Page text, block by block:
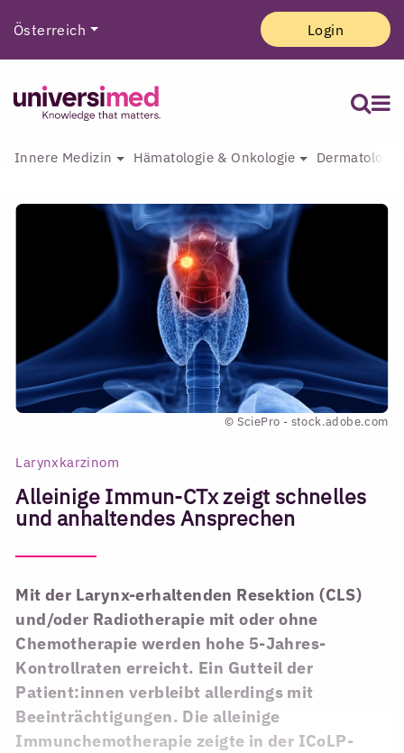
Österreich Login
Innere Medizin Hämatologie & Onkologie
© SciePro - stock.adobe.com
Larynxkarzinom
Alleinige Immun-CTx zeigt schnelles
und anhaltendes Ansprechen
Mit der Larynx-erhaltenden Resektion (CLS)
und/oder Radiotherapie mit oder ohne
Chemotherapie werden hohe 5-Jahres-
Kontrollraten erreicht. Ein Gutteil der
Patient:innen verbleibt allerdings mit
Beeinträchtigungen. Die alleinige
Immunchemotherapie zeigte in der ICoLP-